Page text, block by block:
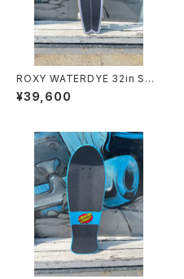
ROXY WATERDYE 32in SKA
TEBOARD
¥39,600